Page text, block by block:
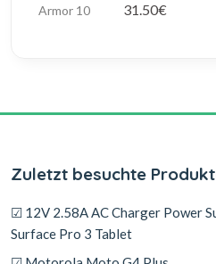
31.50€
Zuletzt besuchte
☑ 12V 2.58A AC Charger Power
Surface Pro 3 Tablet